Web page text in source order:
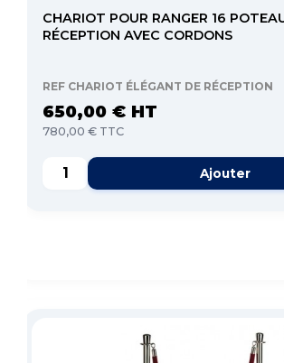
CHARIOT POUR RANGER 16
RÉCEPTION AVEC CORDONS
REF CHARIOT ÉLÉGANT DE RÉCEPTION
650,00 € HT
780,00 € TTC
Ajouter